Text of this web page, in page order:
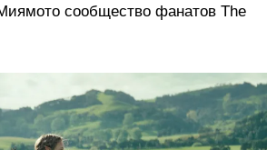
сообщество фанатов The